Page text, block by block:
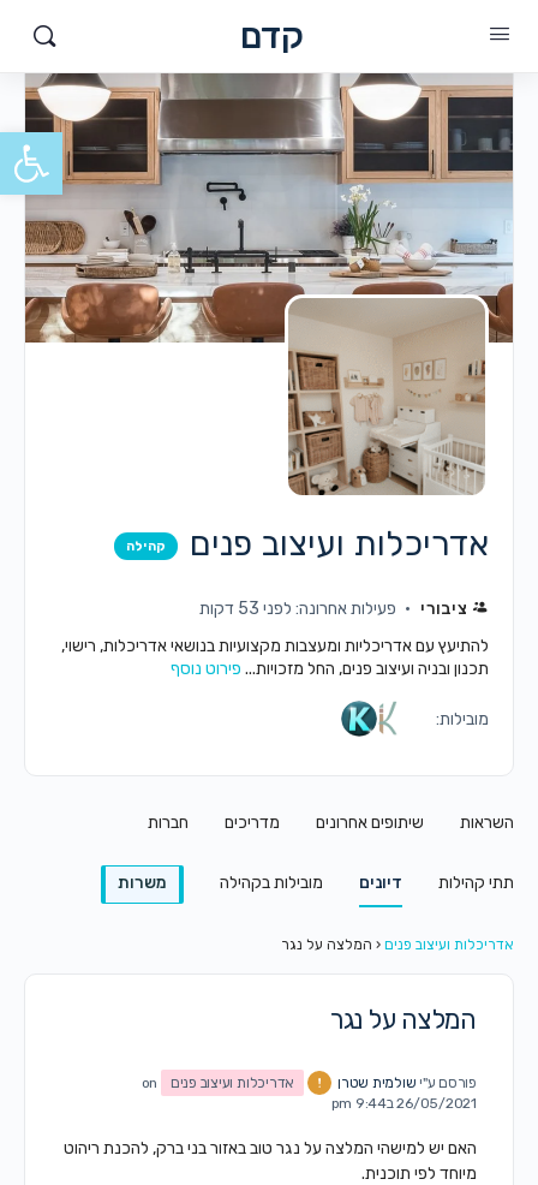
קדם
אדריכלות ועיצוב פנים קהילה
ציבורי
פעילות אחרונה: לפני 53 דקות
להתיעץ עם אדריכליות ומעצבות מקצועיות בנושאי אדריכלות, רישוי,
תכנון ובניה ועיצוב פנים, החל מזכויות... פירוט נוסף
מובילות:
השראות שיתופים אחרונים מדריכים חברות
תתי קהילות דיונים מובילות בקהילה משרות
אדריכלות ועיצוב פנים ‹ המלצה על נגר
המלצה על נגר
פורסם ע"י שולמית שטרן אדריכלות ועיצוב פנים
on
26/05/2021 ב9:44 pm
האם יש למישהי המלצה על נגר טוב באזור בני ברק, להכנת ריהוט
מיוחד לפי תוכנית.
פתח